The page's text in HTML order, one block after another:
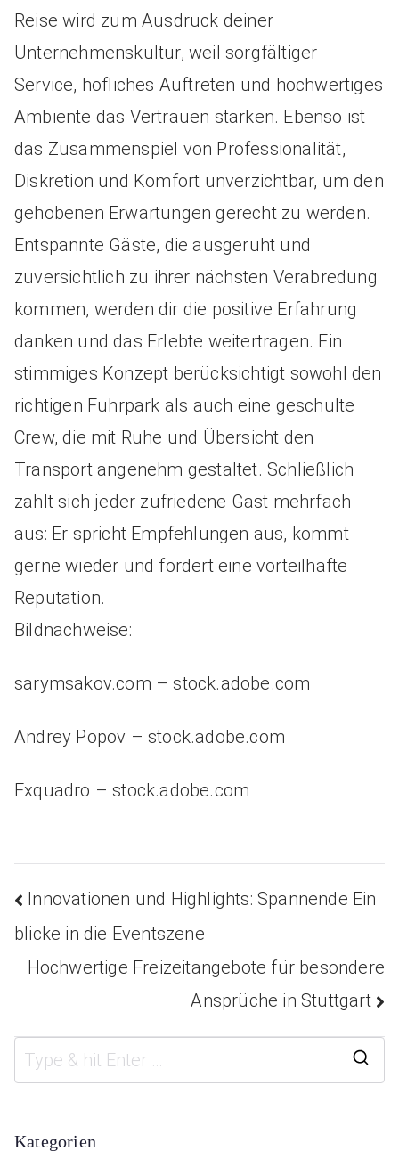
Reise wird zum Ausdruck deiner
Unternehmenskultur, weil sorgfältiger
Service, höfliches Auftreten und hochwertiges
Ambiente das Vertrauen stärken. Ebenso ist
das Zusammenspiel von Professionalität,
Diskretion und Komfort unverzichtbar, um den
gehobenen Erwartungen gerecht zu werden.
Entspannte Gäste, die ausgeruht und
zuversichtlich zu ihrer nächsten Verabredung
kommen, werden dir die positive Erfahrung
danken und das Erlebte weitertragen. Ein
stimmiges Konzept berücksichtigt sowohl den
richtigen Fuhrpark als auch eine geschulte
Crew, die mit Ruhe und Übersicht den
Transport angenehm gestaltet. Schließlich
zahlt sich jeder zufriedene Gast mehrfach
aus: Er spricht Empfehlungen aus, kommt
gerne wieder und fördert eine vorteilhafte
Reputation.
Bildnachweise:
sarymsakov.com – stock.adobe.com
Andrey Popov – stock.adobe.com
Fxquadro – stock.adobe.com
Beitragsnavigation
Innovationen und Highlights: Spannende Ein
blicke in die Eventszene
Hochwertige Freizeitangebote für besondere
Ansprüche in Stuttgart
Kategorien